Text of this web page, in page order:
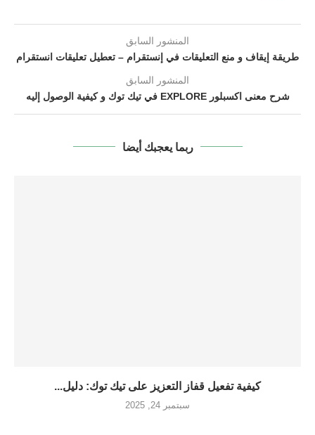
المنشور السابق
طريقة إيقاف و منع التعليقات في إنستقرام – تعطيل تعليقات انستقرام
المنشور السابق
شرح معنى اكسبلور EXPLORE في تيك توك و كيفية الوصول إليه
ربما يعجبك أيضا
كيفية تفعيل قفاز التعزيز على تيك توك: دليل...
سبتمبر 24, 2025